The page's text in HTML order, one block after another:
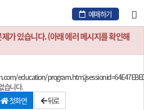
예매하기
가 있습니다. (아래 에러 메시지를 확인해
education/
습니다.
첫화면
뒤로